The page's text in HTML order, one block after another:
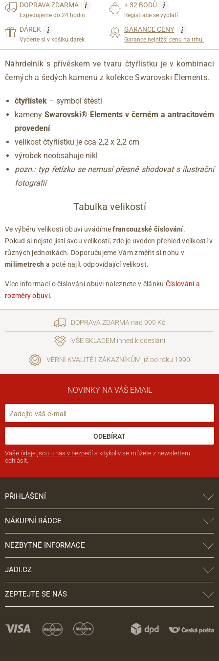
DOPRAVAZDARMA i
Expedujeme do 24 hodin
+ 32 BODŮ i
Registrace se vyplatí
DÁREK i
Vyberte si v košíku dárek
GARANCE CENY i
Garance nejnižší cenu na trhu.
Náhrdelník s přívěskem ve tvaru čtyřlístku je v kombinaci
černých a šedých kamenů z kolekce Swarovski Elements.
čtyřlístek – symbol štěstí
kameny Swarovski® Elements v černém a antracitovém
provedení
velikost čtyřlístku je cca 2,2 x 2,2 cm
výrobek neobsahuje nikl
pozn.: typ řetízku se nemusí přesně shodovat s ilustrační
fotografií
Tabulka velikostí
Ve výběru velikosti obuvi uvádímefrancouzské číslování.
Pokud si nejste jistí svou velikostí, zde je uveden přehled velikostí v
různých jednotkách. Doporučujeme Vám změřit si nohu v
milimetrech a poté najít odpovídající velikost.
Více informací o číslování obuvi naleznete v článku Číslování a
rozměry obuvi.
DOPRAVA ZDARMA nad 999 Kč
VŠE SKLADEM ihned k odeslání
VĚRNÍ KVALITĚ I ZÁKAZNÍKŮM již od roku 1990
NOVINKY NA VÁŠ EMAIL
ODEBÍRAT
Vaše údaje jsou u nás v bezpečí a kdykoliv se můžete z newsletteru
odhlásit.
PŘIHLÁŠENÍ
NÁKUPNÍ RÁDCE
NEZBYTNÉ INFORMACE
JADI.CZ
ZEPTEJTE SE NÁS